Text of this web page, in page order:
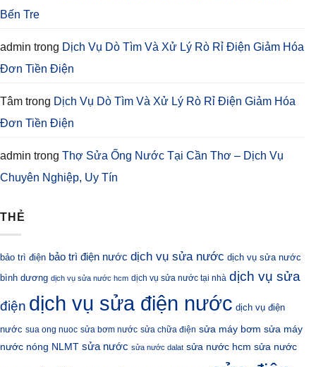
Bến Tre
admin trong Dịch Vụ Dò Tìm Và Xử Lý Rò Rỉ Điện Giảm Hóa
Đơn Tiền Điện
Tâm trong Dịch Vụ Dò Tìm Và Xử Lý Rò Rỉ Điện Giảm Hóa
Đơn Tiền Điện
admin trong Thợ Sửa Ống Nước Tại Cần Thơ – Dịch Vụ
Chuyên Nghiệp, Uy Tín
THẺ
bảo trì điện bảo trì điện nước dịch vụ sửa nước dịch vụ sửa nước
bình dương dịch vụ sửa nước hcm dịch vụ sửa nước tại nhà dịch vụ sửa
điện dịch vụ sửa điện nước dịch vụ điện
nước sua ong nuoc sửa bơm nước sửa chữa điện sửa máy bơm sửa máy
nước nóng NLMT sửa nước sửa nước dalat sửa nước hcm sửa nước